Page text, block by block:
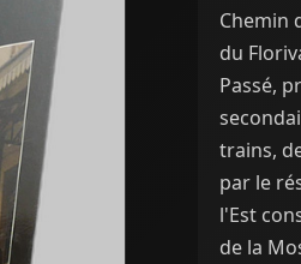
Chemin
du
Passé,
trains,
par le
l'Est
de la